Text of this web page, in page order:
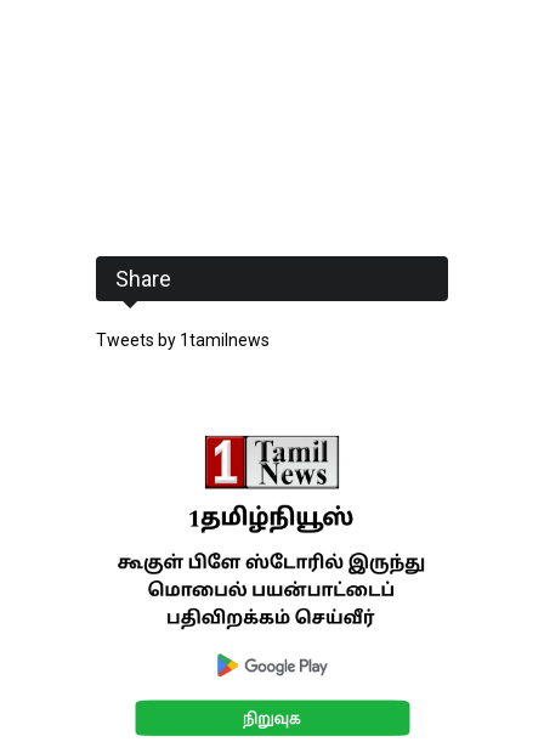
Share
Tweets by 1tamilnews